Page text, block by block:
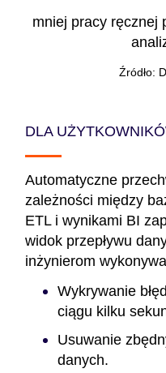
mniej pracy ręcznej
Źródło:
DLA
Automatyczne
zależności między
ETL i wynikami BI
widok przepływu
inżynierom
Wykrywanie
ciągu kilku
Usuwanie
danych.